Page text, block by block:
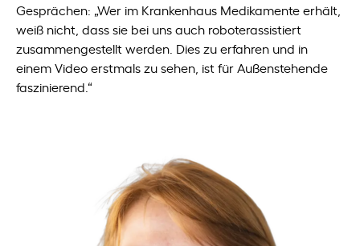
Gesprächen: „Wer im Krankenhaus Medikamente erhält,
weiß nicht, dass sie bei uns auch roboterassistiert
zusammengestellt werden. Dies zu erfahren und in
einem Video erstmals zu sehen, ist für Außenstehende
faszinierend.“